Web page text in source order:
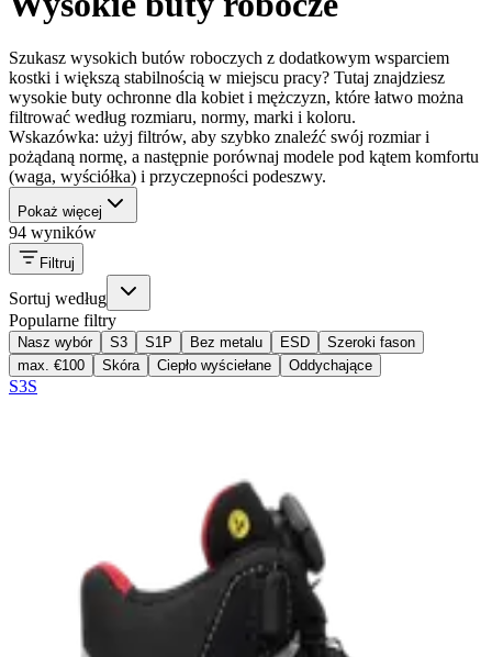
Szukasz wysokich butów roboczych z dodatkowym wsparciem
kostki i większą stabilnością w miejscu pracy? Tutaj znajdziesz
wysokie buty ochronne dla kobiet i mężczyzn, które łatwo można
filtrować według rozmiaru, normy, marki i koloru.
Wskazówka: użyj filtrów, aby szybko znaleźć swój rozmiar i
pożądaną normę, a następnie porównaj modele pod kątem komfortu
(waga, wyściółka) i przyczepności podeszwy.
Pokaż więcej
94 wyników
Filtruj
Sortuj według
Popularne filtry
Nasz wybór S3 S1P Bez metalu ESD
Szeroki fason
max. €100
Skóra Ciepło wyściełane Oddychające
S3S